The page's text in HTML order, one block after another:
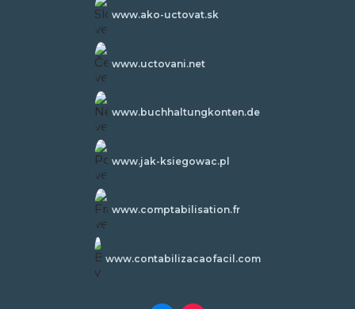
www.ako-uctovat.sk
www.uctovani.net
www.buchhaltungkonten.de
www.jak-ksiegowac.pl
www.comptabilisation.fr
www.contabilizacaofacil.com